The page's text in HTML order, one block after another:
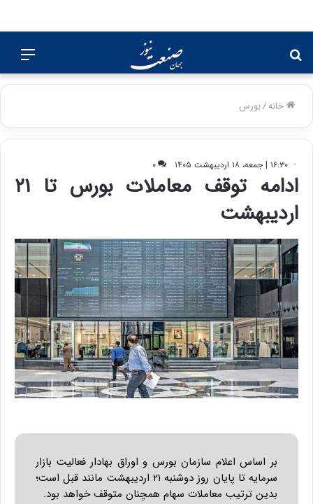
برای
خانه/بورس
۱۶:۳۰ | جمعه، ۱۸ اردیبهشت ۱۴۰۵ ۰
ادامه توقف معاملات بورس تا ۲۱
اردیبهشت
بر اساس اعلام سازمان بورس و اوراق بهادار فعالیت بازار
سرمایه تا پایان روز دوشنبه ۲۱ اردیبهشت مانند قبل است؛
بدین ترتیب معاملات سهام همچنان متوقف خواهد بود.